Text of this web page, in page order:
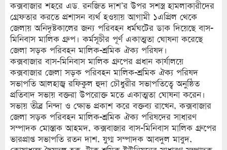
কক্সবাজার শহরে এড. রনজিত দাশ’র উপর সশস্ত্র হামলাকারীদের
গ্রেফতার করতে প্রশাসন ব্যর্থ হওয়ায় আগামী ১এপ্রিল থেকে
জেলায় অনিদৃষ্টকালের জন্য পরিবহন ধর্মঘটের ডাক দিয়েছে বাস-
মিনিবাস মালিক গ্রুপ। কর্মসূচীর পূর্ণ একাত্মতা ঘোষনা করেছে
জেলা সড়ক পরিবহন মালিক-শ্রমিক ঐক্য পরিষদ।
কক্সবাজার বাস-মিনিবাস মালিক গ্রুপের প্রধান কার্যালয়ে
কক্সবাজার জেলা সড়ক পরিবহন মালিক-শ্রমিক ঐক্য পরিষদ
সভাপতি আলহাজ্ব রফিকুল হুদা চৌধুরীর সভাপতিত্বে অনুষ্ঠিত
প্রতিবাদ সভায় বক্তরা উপরোক্ত মতে একাত্মতা ঘোষনা করেন।
সভায় তীব্র নিন্দা ও ক্ষোভ প্রকাশ করে বক্তব্য রাখেন, কক্সবাজার
জেলা সড়ক পরিবহন মালিক-শ্রমিক ঐক্য পরিষদের সাধারণ
সম্পাদক মোস্তাক আহমদ, কক্সবাজার বাস-মিনিবাস মালিক গ্রুপের
ভারপ্রাপ্ত সভাপতি রতন দাশ, যুগ্ম সম্পাদক আবদুল মাবুদ,